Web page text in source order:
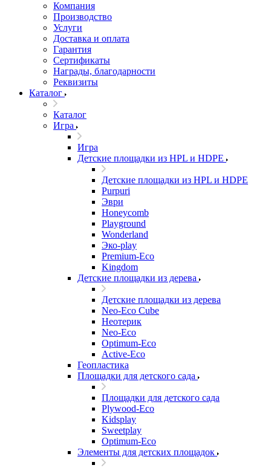
Компания
Производство
Услуги
Доставка и оплата
Гарантия
Сертификаты
Награды, благодарности
Реквизиты
Каталог
Каталог
Игра
Игра
Детские площадки из HPL и HDPE
Детские площадки из HPL и HDPE
Purpuri
Эври
Honeycomb
Playground
Wonderland
Эко-play
Premium-Eco
Kingdom
Детские площадки из дерева
Детские площадки из дерева
Neo-Eco Cube
Неотерик
Neo-Eco
Оptimum-Еco
Active-Eco
Геопластика
Площадки для детского сада
Площадки для детского сада
Plywood-Eco
Kidsplay
Sweetplay
Оptimum-Еco
Элементы для детских площадок